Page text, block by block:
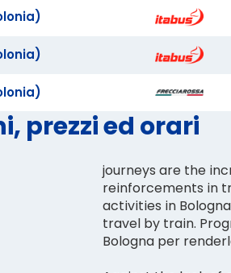
prezzi ed orari
journeys are the
reinforcements in
activities in
travel by train.
Bologna per